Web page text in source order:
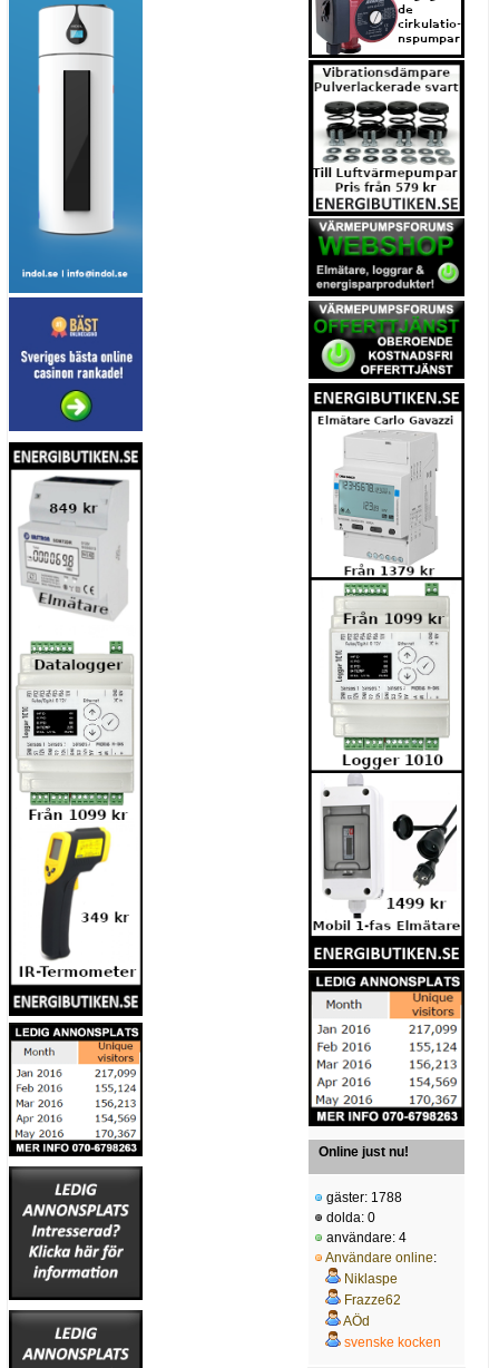
Online just nu!
gäster: 1788
dolda: 0
användare: 4
Användare online:
Niklaspe
Frazze62
AÖd
svenske kocken